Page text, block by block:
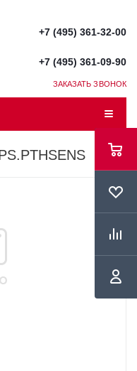
+7 (495) 361-32-00
+7 (495) 361-09-90
ЗАКАЗАТЬ ЗВОНОК